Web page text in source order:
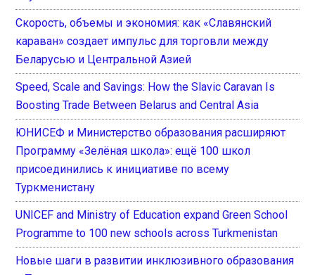
Скорость, объемы и экономия: как «Славянский
караван» создает импульс для торговли между
Беларусью и Центральной Азией
Speed, Scale and Savings: How the Slavic Caravan Is
Boosting Trade Between Belarus and Central Asia
ЮНИСЕФ и Министерство образования расширяют
Программу «Зелёная школа»: ещё 100 школ
присоединились к инициативе по всему
Туркменистану
UNICEF and Ministry of Education expand Green School
Programme to 100 new schools across Turkmenistan
Новые шаги в развитии инклюзивного образования